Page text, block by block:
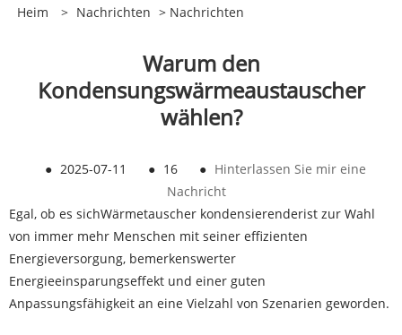
Heim > Nachrichten > Nachrichten
Warum den
Kondensungswärmeaustauscher
wählen?
● 2025-07-11 ● 16 ● Hinterlassen Sie mir eine
Nachricht
Egal, ob es sichWärmetauscher kondensierenderist zur Wahl
von immer mehr Menschen mit seiner effizienten
Energieversorgung, bemerkenswerter
Energieeinsparungseffekt und einer guten
Anpassungsfähigkeit an eine Vielzahl von Szenarien geworden.